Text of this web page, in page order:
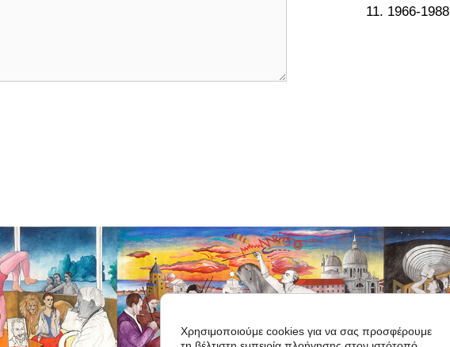
11. 1966-1988
Χρησιμοποιούμε cookies για να σας προσφέρουμε